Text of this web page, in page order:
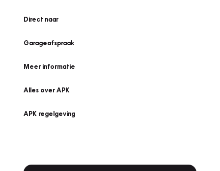
Direct naar
Garageafspraak
Meer informatie
Alles over APK
APK regelgeving